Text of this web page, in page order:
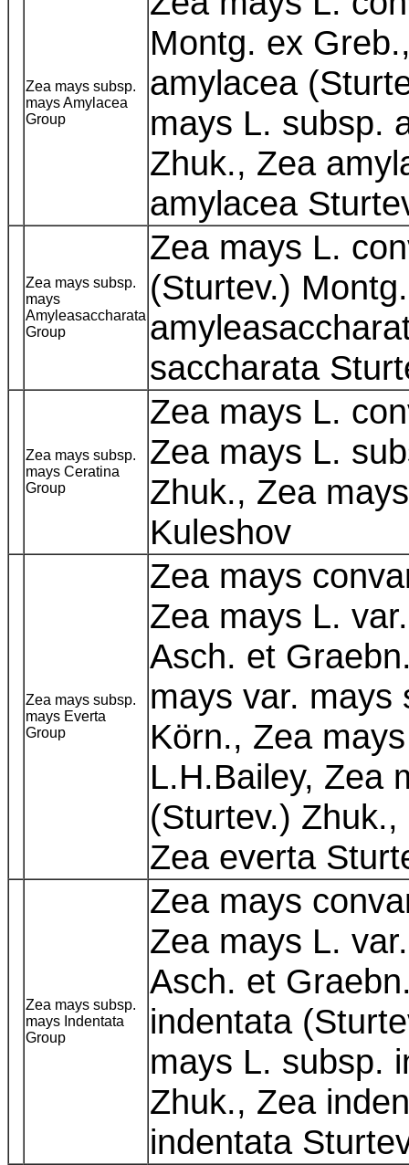
Zea mays subsp.
mays Amylacea
Group
Montg. ex
amylacea
mays L. subsp.
Zhuk., Zea
amylacea
Zea mays subsp.
mays
Amyleasaccharata
Group
Zea mays L.
(Sturtev.)
saccharata
Zea mays subsp.
mays Ceratina
Group
Zea mays L.
Zea mays L.
Zhuk., Zea
Kuleshov
Zea mays subsp.
mays Everta
Group
Zea mays
Zea mays L.
Asch. et
mays var. mays
Körn., Zea
L.H.Bailey, Zea
(Sturtev.)
Zea everta
Zea mays subsp.
mays Indentata
Group
Zea mays
Zea mays L.
Asch. et
indentata
mays L. subsp.
Zhuk., Zea
indentata